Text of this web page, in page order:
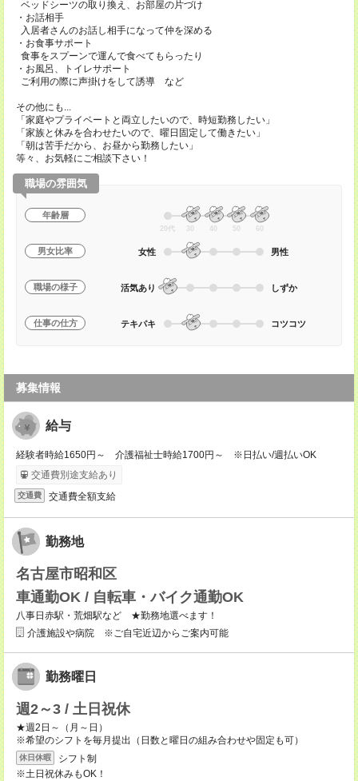
ベッドシーツの取り換え、お部屋の片づけ
・お話相手
入居者さんのお話し相手になって仲を深める
・お食事サポート
食事をスプーンで運んで食べてもらったり
・お風呂、トイレサポート
ご利用の際に声掛けをして誘導 など
その他にも...
「家庭やプライベートと両立したいので、時短勤務したい」
「家族と休みを合わせたいので、曜日固定して働きたい」
「朝は苦手だから、お昼から勤務したい」
等々、お気軽にご相談下さい！
職場の雰囲気
年齢層
20代 30 40 50 60
男女比率 女性 男性
職場の様子 活気あり しずか
仕事の仕方 テキパキ コツコツ
募集情報
給与
経験者時給1650円～ 介護福祉士時給1700円～ ※日払い/週払いOK
交通費別途支給あり
交通費 交通費全額支給
勤務地
名古屋市昭和区
車通勤OK / 自転車・バイク通勤OK
八事日赤駅・荒畑駅など ★勤務地選べます！
介護施設や病院 ※ご自宅近辺からご案内可能
勤務曜日
週2～3 / 土日祝休
★週2日～（月～日）
※希望のシフトを毎月提出（日数と曜日の組み合わせや固定も可）
休日休暇
シフト制
※土日祝休みもOK！